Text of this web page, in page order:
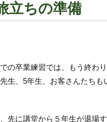
立ちの準備
の卒業練習では、もう終わ
生、 5年生、お客さんたちも
先に講堂から５年生が退場